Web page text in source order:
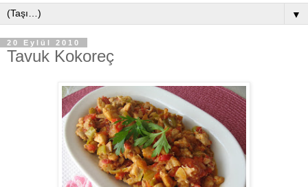
▼
20 Eylül 2010
Tavuk Kokoreç